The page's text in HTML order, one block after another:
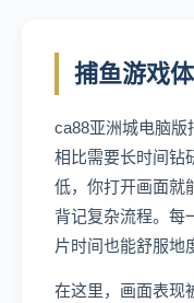
捕鱼游戏
ca88亚洲城电脑版
相比需要长时间钻
低，你打开画面就
背记复杂流程。每
片时间也能舒服地
在这里，画面表现